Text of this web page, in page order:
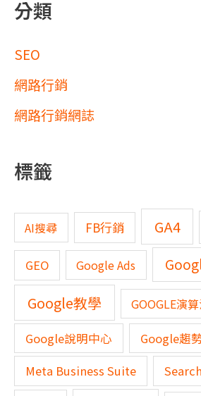
分類
SEO
網路行銷
網路行銷網誌
標籤
AI搜尋 FB行銷 GA4
GEO Google Ads
Google教學 GOOGLE演
Google說明中心 Google趨
Meta Business Suite